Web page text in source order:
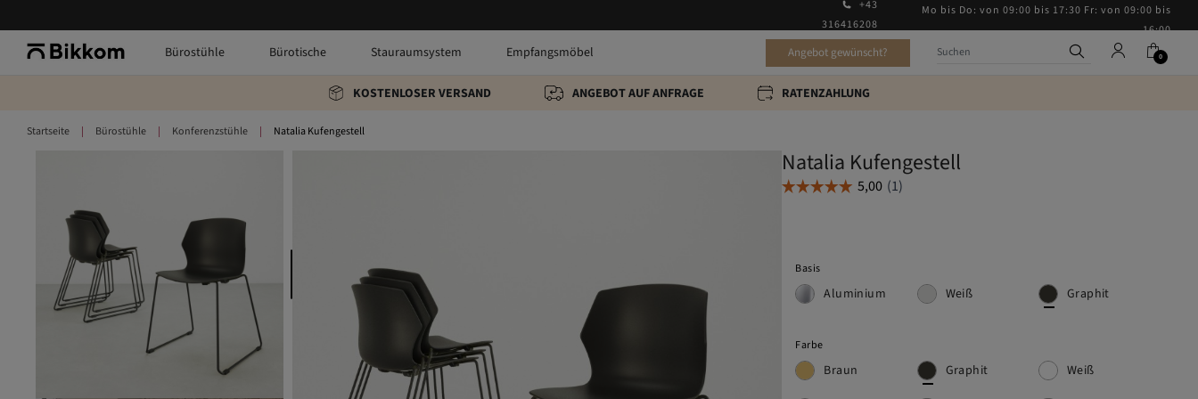
+43
316416208
Mo bis Do: von 09:00 bis 17:30 Fr: von 09:00 bis
16:00
Bürostühle Bürotische Stauraumsystem Empfangsmöbel Angebot gewünscht? 0
KOSTENLOSER VERSAND ANGEBOT AUF ANFRAGE RATENZAHLUNG
Startseite Bürostühle Konferenzstühle Natalia Kufengestell
Natalia Kufengestell
Basis
Aluminium Weiß Graphit
Farbe
Braun Graphit Weiß